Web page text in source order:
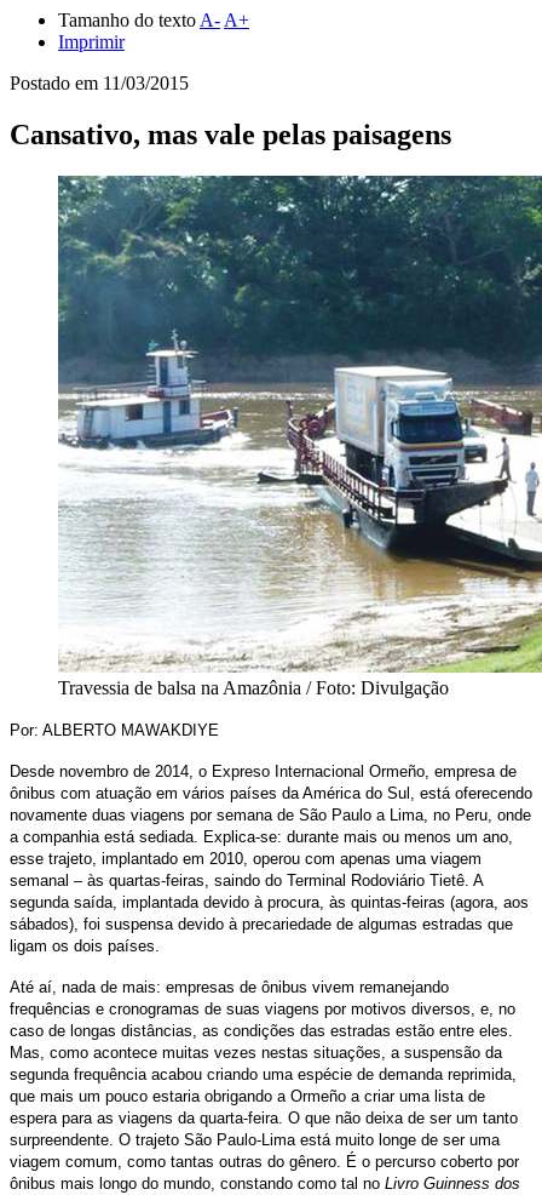
Tamanho do texto A- A+
Imprimir
Postado em 11/03/2015
Cansativo, mas vale pelas paisagens
Travessia de balsa na Amazônia / Foto: Divulgação
Por: ALBERTO MAWAKDIYE
Desde novembro de 2014, o Expreso Internacional Ormeño, empresa de
ônibus com atuação em vários países da América do Sul, está oferecendo
novamente duas viagens por semana de São Paulo a Lima, no Peru, onde
a companhia está sediada. Explica-se: durante mais ou menos um ano,
esse trajeto, implantado em 2010, operou com apenas uma viagem
semanal – às quartas-feiras, saindo do Terminal Rodoviário Tietê. A
segunda saída, implantada devido à procura, às quintas-feiras (agora, aos
sábados), foi suspensa devido à precariedade de algumas estradas que
ligam os dois países.
Até aí, nada de mais: empresas de ônibus vivem remanejando
frequências e cronogramas de suas viagens por motivos diversos, e, no
caso de longas distâncias, as condições das estradas estão entre eles.
Mas, como acontece muitas vezes nestas situações, a suspensão da
segunda frequência acabou criando uma espécie de demanda reprimida,
que mais um pouco estaria obrigando a Ormeño a criar uma lista de
espera para as viagens da quarta-feira. O que não deixa de ser um tanto
surpreendente. O trajeto São Paulo-Lima está muito longe de ser uma
viagem comum, como tantas outras do gênero. É o percurso coberto por
ônibus mais longo do mundo, constando como tal no Livro Guinness dos